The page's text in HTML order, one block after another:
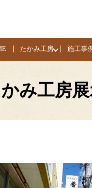
たかみ工房 施工事
み工房